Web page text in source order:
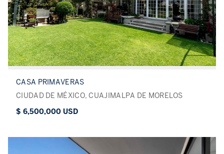
CASA PRIMAVERAS
CIUDAD DE MÉXICO, CUAJIMALPA DE MORELOS
$ 6,500,000 USD